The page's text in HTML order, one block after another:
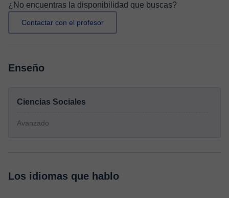
¿No encuentras la disponibilidad que buscas?
Contactar con el profesor
Enseño
Ciencias Sociales
Avanzado
Los idiomas que hablo